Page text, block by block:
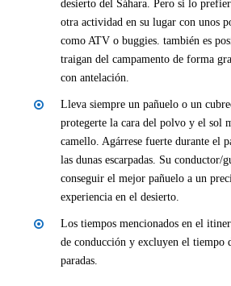
desierto del Sáhara. Pero si lo
otra actividad en su lugar con unos
como ATV o buggies. también es
traigan del campamento de forma
con antelación.
Lleva siempre un pañuelo o un
protegerte la cara del polvo y el sol
camello. Agárrese fuerte durante el
las dunas escarpadas. Su conductor/
conseguir el mejor pañuelo a un
experiencia en el desierto.
Los tiempos mencionados en el
de conducción y excluyen el tiempo
paradas.